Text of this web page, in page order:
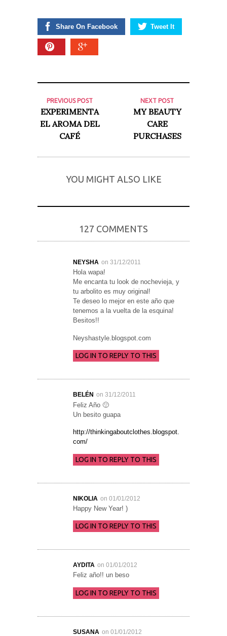
Share On Facebook Tweet It
PREVIOUS POST
EXPERIMENTA
EL AROMA DEL
CAFÉ
NEXT POST
MY BEAUTY
CARE
PURCHASES
YOU MIGHT ALSO LIKE
127 COMMENTS
NEYSHA on 31/12/2011
Hola wapa!
Me encanta tu look de nochevieja, y
tu arbolito es muy original!
Te deseo lo mejor en este año que
tenemos a la vuelta de la esquina!
Besitos!!
Neyshastyle.blogspot.com
LOG IN TO REPLY TO THIS
BELÉN on 31/12/2011
Feliz Año 🙂
Un besito guapa
http://thinkingaboutclothes.blogspot.
com/
LOG IN TO REPLY TO THIS
NIKOLIA on 01/01/2012
Happy New Year! )
LOG IN TO REPLY TO THIS
AYDITA on 01/01/2012
Feliz año!! un beso
LOG IN TO REPLY TO THIS
SUSANA on 01/01/2012